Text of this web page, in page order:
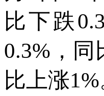
比下跌
0.3%，
比上涨1%